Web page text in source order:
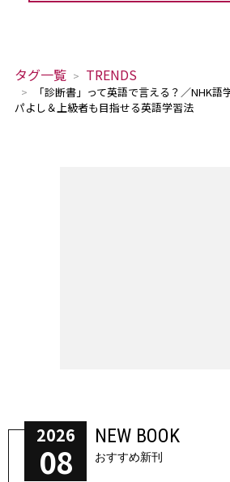
タグ一覧 TRENDS
「診断書」って英語で言える？／NHK
パよし＆上級者も目指せる英語学習法
2026
08
NEW BOOK
おすすめ新刊